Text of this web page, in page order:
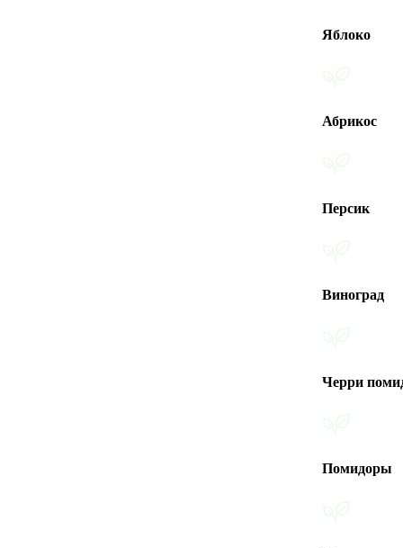
Виноград
Черри помидоры
Помидоры